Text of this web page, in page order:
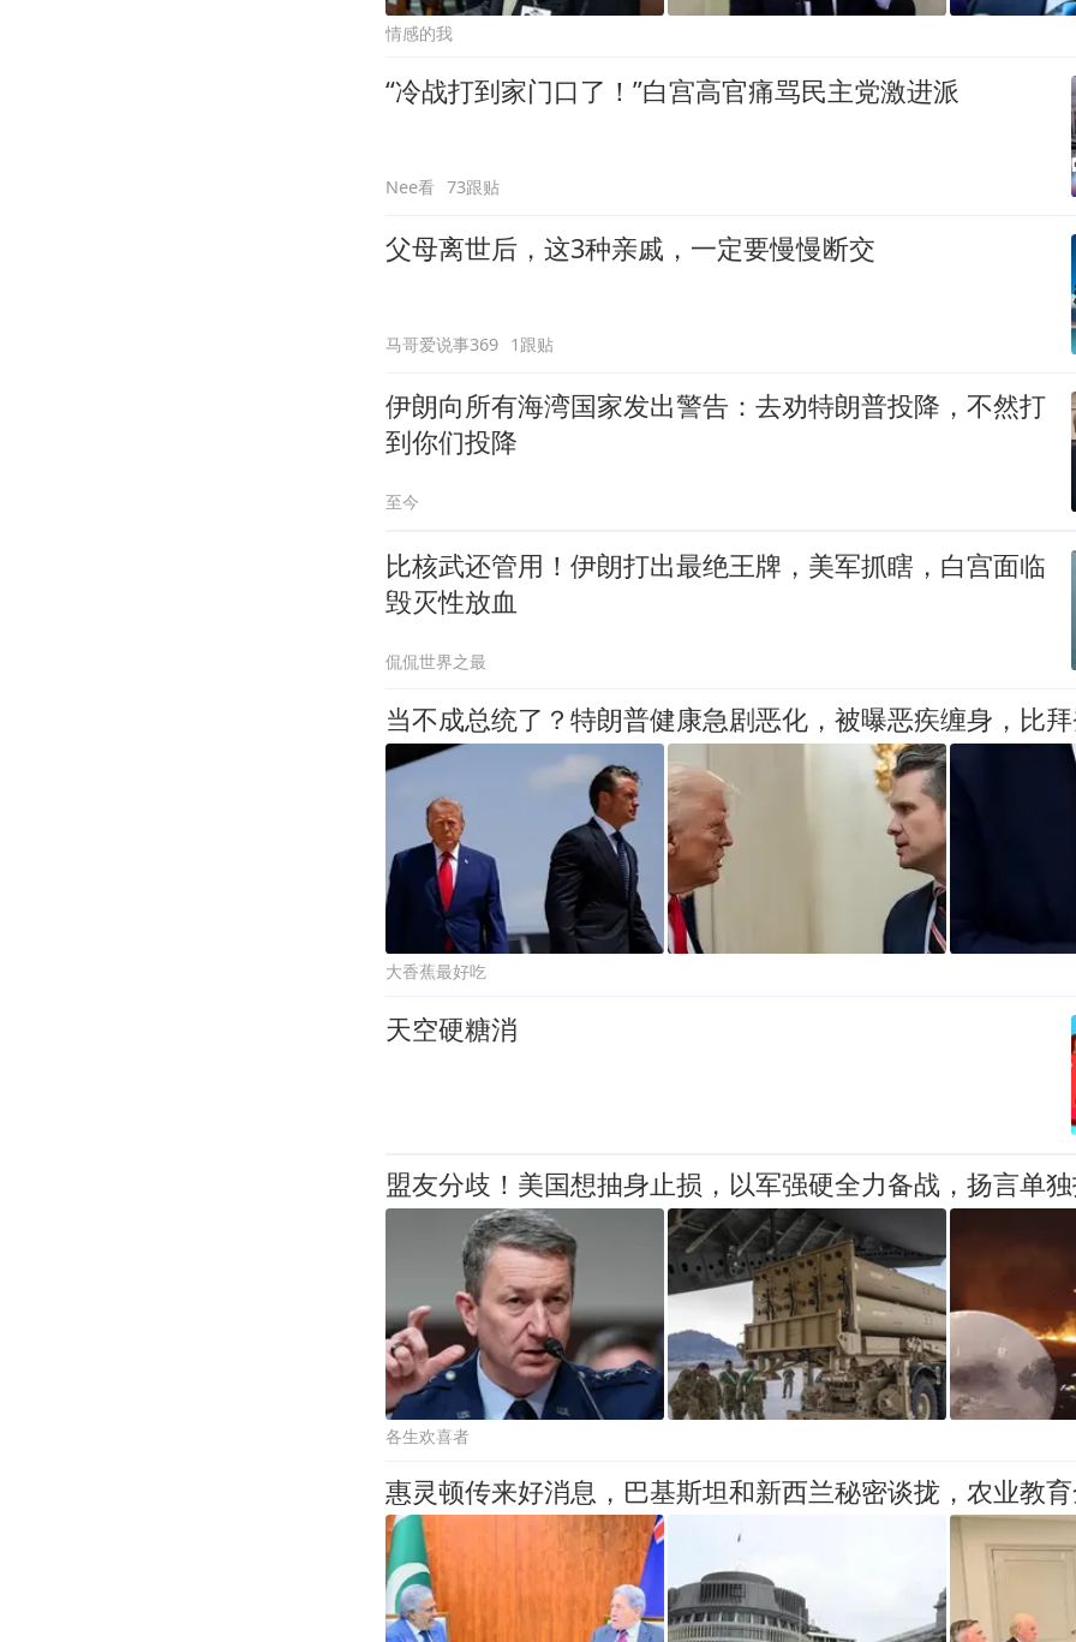
情感的我
“冷战打到家门口了！”白宫高官痛骂民主党激进派
Nee看 73跟贴
父母离世后，这3种亲戚，一定要慢慢断交
马哥爱说事369 1跟贴
伊朗向所有海湾国家发出警告：去劝特朗普投降，不然打
到你们投降
至今
比核武还管用！伊朗打出最绝王牌，美军抓瞎，白宫面临
毁灭性放血
侃侃世界之最
当不成总统了？特朗普健康急剧恶化，被曝恶疾缠身，比
大香蕉最好吃
天空硬糖消
盟友分歧！美国想抽身止损，以军强硬全力备战，扬言单
各生欢喜者
惠灵顿传来好消息，巴基斯坦和新西兰秘密谈拢，农业教